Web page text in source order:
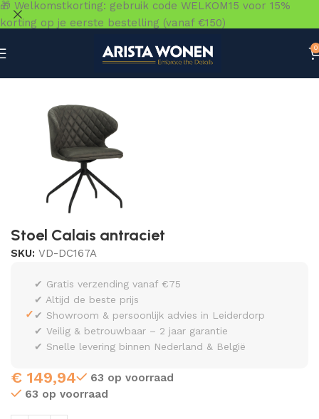
0
Stoel Calais antraciet
SKU: VD-DC167A
✓
✔ Gratis verzending vanaf €75
✔ Altijd de beste prijs
✔ Showroom & persoonlijk advies in Leiderdorp
✔ Veilig & betrouwbaar – 2 jaar garantie
✔ Snelle levering binnen Nederland & België
€ 149,94
63 op voorraad
63 op voorraad
🎁 Welkomstkorting: gebruik code WELKOM15 voor 15%
korting op je eerste bestelling (vanaf €150)